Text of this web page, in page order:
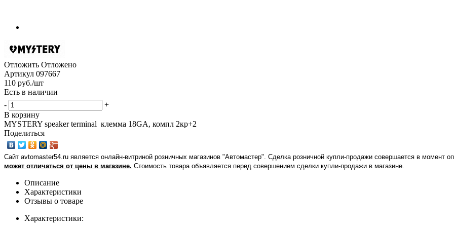
Отложить Отложено
Артикул 097667
110 руб./шт
Есть в наличии
-
+
В корзину
MYSTERY speaker terminal клемма 18GA, компл 2кр+2
Поделиться
Сайт avtomaster54.ru является онлайн-витриной розничных магазинов "Автомастер". Сделка розничной купли-продажи совершается в момент
может отличаться от цены в магазине. Стоимость товара объявляется перед совершением сделки купли-продажи в магазине
Описание
Характеристики
Отзывы о товаре
Характеристики: